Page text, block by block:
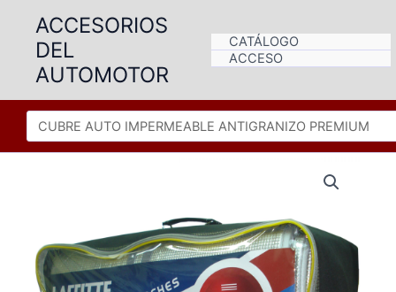
contenido
ACCESORIOS
DEL
AUTOMOTOR
CATÁLOGO
ACCESO